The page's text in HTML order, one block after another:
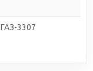
ГАЗ-3307